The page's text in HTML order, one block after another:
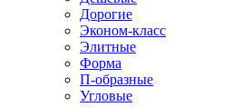
Дорогие
Эконом-класс
Элитные
Форма
П-образные
Угловые